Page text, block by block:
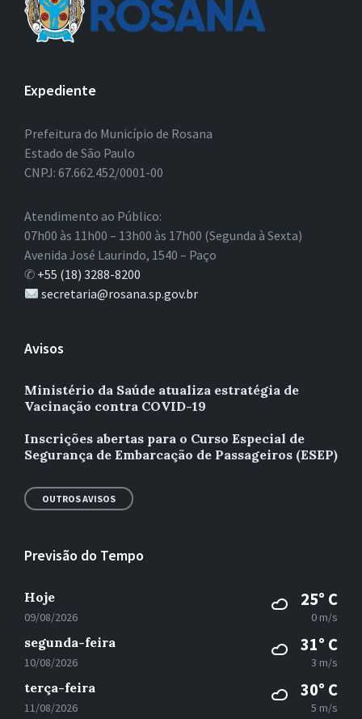
Expediente
Prefeitura do Município de Rosana
Estado de São Paulo
CNPJ: 67.662.452/0001-00
Atendimento ao Público:
07h00 às 11h00 – 13h00 às 17h00 (Segunda à Sexta)
Avenida José Laurindo, 1540 – Paço
✆ +55 (18) 3288-8200
secretaria@rosana.sp.gov.br
Avisos
Ministério da Saúde atualiza estratégia de
Vacinação contra COVID-19
Inscrições abertas para o Curso Especial de
Segurança de Embarcação de Passageiros (ESEP)
OUTROS AVISOS
Previsão do Tempo
Hoje
09/08/2026
25° C
0 m/s
segunda-feira
10/08/2026
31° C
3 m/s
terça-feira
11/08/2026
30° C
5 m/s